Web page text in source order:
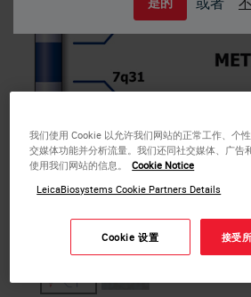
Hybridization of MET Amplification probe to a
我们使用 Cookie 以允许我们网站的正常工作、个
交媒体功能并分析流量。我们还同社交媒体、广告
使用我们网站的信息。
Cookie Notice
LeicaBiosystems Cookie Partners Details
Cookie 设置 接受